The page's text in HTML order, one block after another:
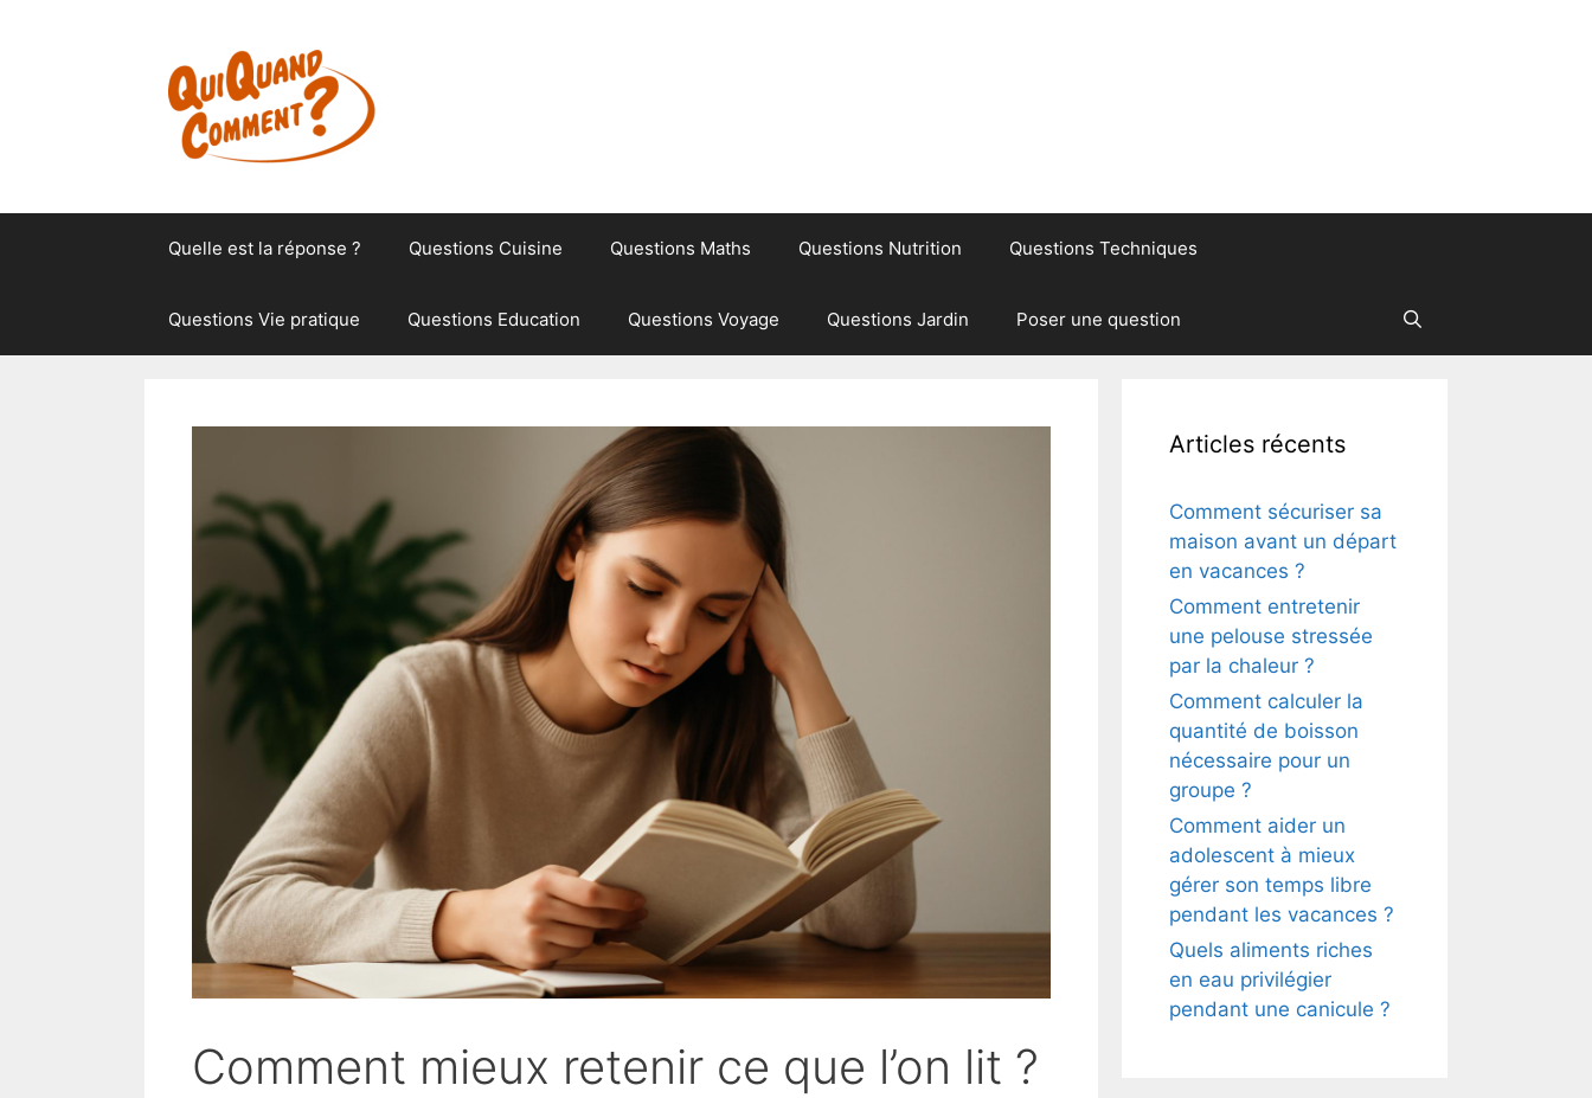
Quelle est la réponse ? Questions Cuisine Questions Maths Questions Nutrition Questions Techniques
Questions Vie pratique Questions Education Questions Voyage Questions Jardin Poser une question
Comment mieux retenir ce que l’on lit ?
Articles récents
Comment sécuriser sa
maison avant un départ
en vacances ?
Comment entretenir
une pelouse stressée
par la chaleur ?
Comment calculer la
quantité de boisson
nécessaire pour un
groupe ?
Comment aider un
adolescent à mieux
gérer son temps libre
pendant les vacances ?
Quels aliments riches
en eau privilégier
pendant une canicule ?